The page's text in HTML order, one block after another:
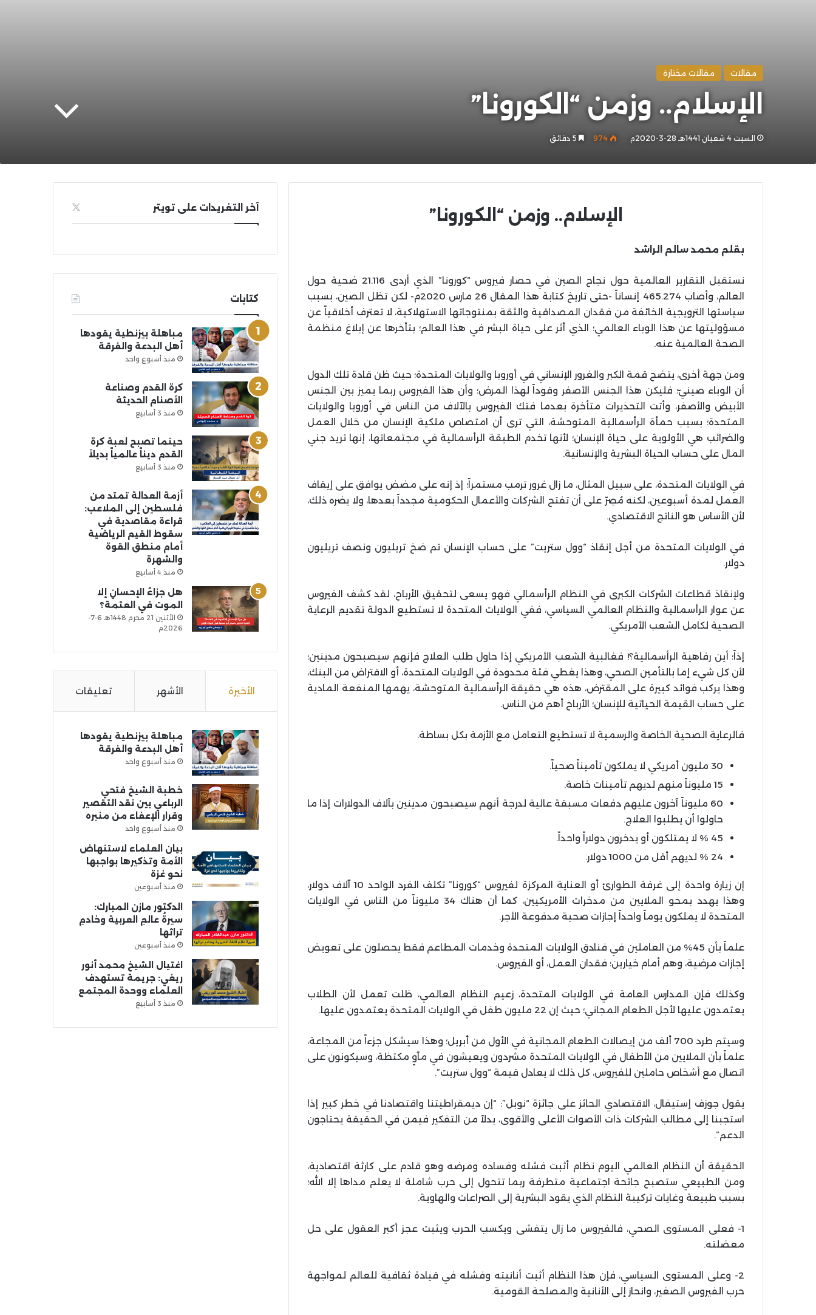
مقالات مقالات مختارة
الإسلام.. وزمن “الكورونا”
السبت 4 شعبان 1441هـ 28-3-2020م 974
الإسلام.. وزمن “الكورونا”
بقلم محمد سالم الراشد
نستقبل التقارير العالمية حول نجاح الصين في حصار فيروس “كورونا” الذي أردى 21.116 ضحية حول
العالم، وأصاب 465.274 إنساناً -حتى تاريخ كتابة هذا المقال 26 مارس 2020م- لكن تظل الصين، بسبب
سياستها الترويجية الخائفة من فقدان المصداقية والثقة بمنتوجاتها الاستهلاكية، لا تعترف أخلاقياً عن
مسؤوليتها عن هذا الوباء العالمي؛ الذي أثر على حياة البشر في هذا العالم؛ بتأخرها عن إبلاغ منظمة
الصحة العالمية عنه.
ومن جهة أخرى، يتضح قمة الكبر والغرور الإنساني في أوروبا والولايات المتحدة؛ حيث ظن قادة تلك الدول
أن الوباء صينيّ؛ فليكن هذا الجنس الأصفر وقوداً لهذا المرض؛ وأن هذا الفيروس ربما يميز بين الجنس
الأبيض والأصفر، وأتت التحذيرات متأخرة بعدما فتك الفيروس بالآلاف من الناس في أوروبا والولايات
المتحدة؛ بسبب حمأة الرأسمالية المتوحشة، التي ترى أن امتصاص ملكية الإنسان من خلال العمل
والضرائب هي الأولوية على حياة الإنسان؛ لأنها تخدم الطبقة الرأسمالية في مجتمعاتها، إنها تريد جني
المال على حساب الحياة البشرية والإنسانية.
في الولايات المتحدة، على سبيل المثال، ما زال غرور ترمب مستمراً؛ إذ إنه على مضض يوافق على إيقاف
العمل لمدة أسبوعين، لكنه مُصِرّ على أن تفتح الشركات والأعمال الحكومية مجدداً بعدها، ولا يضره ذلك،
لأن الأساس هو الناتج الاقتصادي.
في الولايات المتحدة من أجل إنقاذ “وول ستريت” على حساب الإنسان تم ضخ تريليون ونصف تريليون
دولار.
ولإنقاذ قطاعات الشركات الكبرى في النظام الرأسمالي فهو يسعى لتحقيق الأرباح، لقد كشف الفيروس
عن عوار الرأسمالية والنظام العالمي السياسي، ففي الولايات المتحدة لا تستطيع الدولة تقديم الرعاية
الصحية لكامل الشعب الأمريكي.
إذاً؛ أين رفاهية الرأسمالية؟! فغالبية الشعب الأمريكي إذا حاول طلب العلاج فإنهم سيصبحون مدينين؛
لأن كل شيء إما بالتأمين الصحي، وهذا يغطي فئة محدودة في الولايات المتحدة، أو الاقتراض من البنك،
وهذا يركب فوائد كبيرة على المقترض، هذه هي حقيقة الرأسمالية المتوحشة، يهمها المنفعة المادية
على حساب القيمة الحياتية للإنسان؛ الأرباح أهم من الناس.
فالرعاية الصحية الخاصة والرسمية لا تستطيع التعامل مع الأزمة بكل بساطة.
30 مليون أمريكي لا يملكون تأميناً صحياً.
15 مليوناً منهم لديهم تأمينات خاصة.
60 مليوناً آخرون عليهم دفعات مسبقة عالية لدرجة أنهم سيصبحون مدينين بآلاف الدولارات إذا ما
حاولوا أن يطلبوا العلاج.
45 % لا يمتلكون أو يدخرون دولاراً واحداً.
24 % لديهم أقل من 1000 دولار.
إن زيارة واحدة إلى غرفة الطوارئ أو العناية المركزة لفيروس “كورونا” تكلف الفرد الواحد 10 آلاف دولار،
وهذا يهدد بمحو الملايين من مدخرات الأمريكيين، كما أن هناك 34 مليوناً من الناس في الولايات
المتحدة لا يملكون يوماً واحداً إجازات صحية مدفوعة الأجر.
علماً بأن 45% من العاملين في فنادق الولايات المتحدة وخدمات المطاعم فقط يحصلون على تعويض
إجازات مرضية، وهم أمام خيارين؛ فقدان العمل، أو الفيروس.
وكذلك فإن المدارس العامة في الولايات المتحدة، زعيم النظام العالمي، ظلت تعمل لأن الطلاب
يعتمدون عليها لأجل الطعام المجاني؛ حيث إن 22 مليون طفل في الولايات المتحدة يعتمدون عليها.
وسيتم طرد 700 ألف من إيصالات الطعام المجانية في الأول من أبريل؛ وهذا سيشكل جزءاً من المجاعة،
علماً بأن الملايين من الأطفال في الولايات المتحدة مشردون ويعيشون في مآوٍ مكتظة، وسيكونون على
اتصال مع أشخاص حاملين للفيروس، كل ذلك لا يعادل قيمة “وول ستريت”.
يقول جوزف إستيفال، الاقتصادي الحائز على جائزة “نوبل”: “إن ديمقراطيتنا واقتصادنا في خطر كبير إذا
استجبنا إلى مطالب الشركات ذات الأصوات الأعلى والأقوى، بدلاً من التفكير فيمن في الحقيقة يحتاجون
الدعم”.
الحقيقة أن النظام العالمي اليوم نظام أثبت فشله وفساده ومرضه وهو قادم على كارثة اقتصادية،
ومن الطبيعي ستصبح جائحة اجتماعية متطرفة ربما تتحول إلى حرب شاملة لا يعلم مداها إلا الله؛
بسبب طبيعة وغايات تركيبة النظام الذي يقود البشرية إلى الصراعات والهاوية.
1- فعلى المستوى الصحي، فالفيروس ما زال يتفشى ويكسب الحرب ويثبت عجز أكبر العقول على حل
معضلته.
2- وعلى المستوى السياسي، فإن هذا النظام أثبت أنانيته وفشله في قيادة ثقافية للعالم لمواجهة
حرب الفيروس الصغير، وانحاز إلى الأنانية والمصلحة القومية.
آخر التغريدات على تويتر
كتابات
مباهلة بيزنطية يقودها
أهل البدعة والفرقة
منذ أسبوع واحد
كرة القدم وصناعة
الأصنام الحديثة
منذ 3 أسابيع
حينما تصبح لعبة كرة
القدم ديناً عالمياً بديلاً
منذ 3 أسابيع
أزمة العدالة تمتد من
فلسطين إلى الملاعب:
قراءة مقاصدية في
سقوط القيم الرياضية
أمام منطق القوة
والشهرة
منذ 4 أسابيع
هل جزاءُ الإحسانِ إلا
الموت في العتمة؟
الأثنين 21 محرم 1448هـ 6-7-
2026م
الأخيرة الأشهر تعليقات
مباهلة بيزنطية يقودها
أهل البدعة والفرقة
منذ أسبوع واحد
خطبة الشيخ فتحي
الرباعي بين نقد التقصير
وقرار الإعفاء من منبره
منذ أسبوع واحد
بيان العلماء لاستنهاض
الأمة وتذكيرها بواجبها
نحو غزة
منذ أسبوعين
الدكتور مازن المبارك:
سيرةُ عالمِ العربية وخادمِ
تراثها
منذ أسبوعين
اغتيال الشيخ محمد أنور
ريغي: جريمة تستهدف
العلماء ووحدة المجتمع
منذ 3 أسابيع